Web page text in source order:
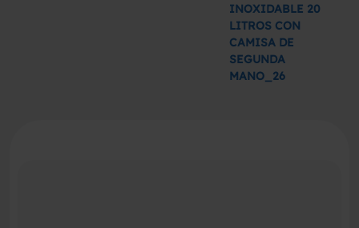
INOXIDABLE 20
LITROS CON
CAMISA DE
SEGUNDA
MANO_26